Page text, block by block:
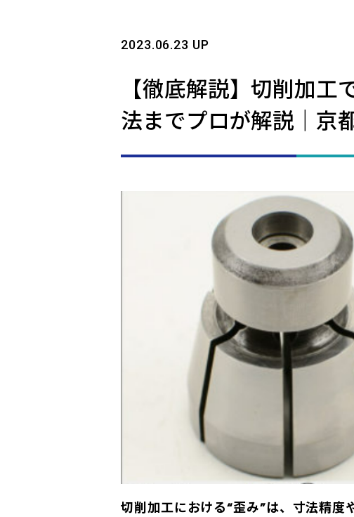
2023.06.23 UP
【徹底解説】切削加
法までプロが解説｜京
切削加工における“歪み”は、寸法精度